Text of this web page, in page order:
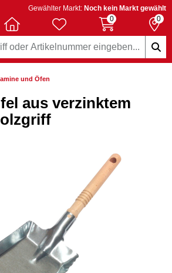
Gewählter Markt: Noch kein Markt gewählt
0
0
und Öfen
aus verzinktem